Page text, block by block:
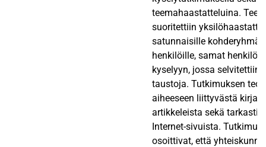
teemahaastatteluina.
suoritettiin
satunnaisille
henkilöille, samat henkilöt
kyselyyn, jossa selvitettiin
taustoja. Tutkimuksen
aiheeseen liittyvästä
artikkeleista sekä tarkasti
Internet-sivuista.
osoittivat, että